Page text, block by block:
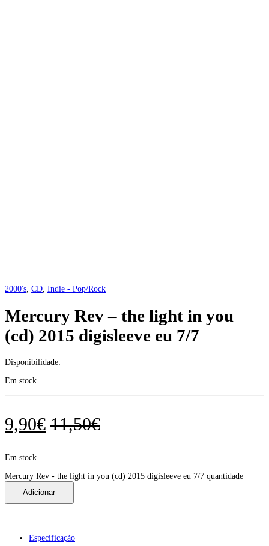
2000's, CD, Indie - Pop/Rock
Mercury Rev – the light in you
(cd) 2015 digisleeve eu 7/7
Disponibilidade:
Em stock
9,90€ 11,50€
Em stock
Mercury Rev - the light in you (cd) 2015 digisleeve eu 7/7 quantidade
Adicionar
Especificação